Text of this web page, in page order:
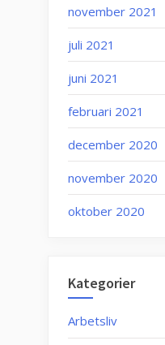
november 2021
juli 2021
juni 2021
februari 2021
december 2020
november 2020
oktober 2020
Kategorier
Arbetsliv